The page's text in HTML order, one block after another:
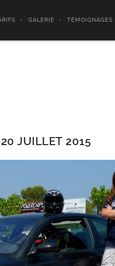
GALERIE TÉMOIGNAGES
JUILLET 2015